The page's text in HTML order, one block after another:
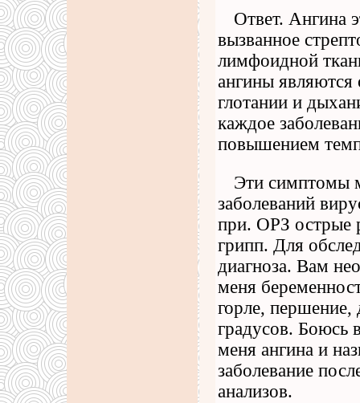
Ответ. Ангина
вызванное
лимфоидной
ангины являются
глотании и
каждое
повышением
Эти симптомы
заболеваний
при. ОРЗ острые
грипп. Для
диагноза. Вам
меня
горле, першение,
градусов. Боюсь
меня ангина и
заболевание
анализов.